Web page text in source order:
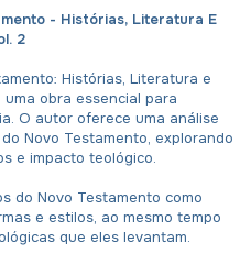
- Histórias, Literatura E
2
Histórias, Literatura e
uma obra essencial para
O autor oferece uma análise
Novo Testamento, explorando
e impacto teológico.
do Novo Testamento como
e estilos, ao mesmo tempo
que eles levantam.